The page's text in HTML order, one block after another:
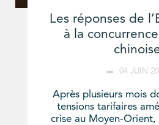
Les réponses de
à la
04 JUIN
Après plusieurs mois
tensions tarifaires
crise au Moyen-